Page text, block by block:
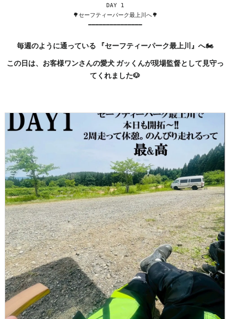
DAY 1
🌳セーフティーパーク最上川へ🌳
━━━━━━━━━━━━━━━
毎週のように通っている 『セーフティーパーク最上川』へ🏍
この日は、お客様ワンさんの愛犬 ガッくんが現場監督として見守っ
てくれました🐶